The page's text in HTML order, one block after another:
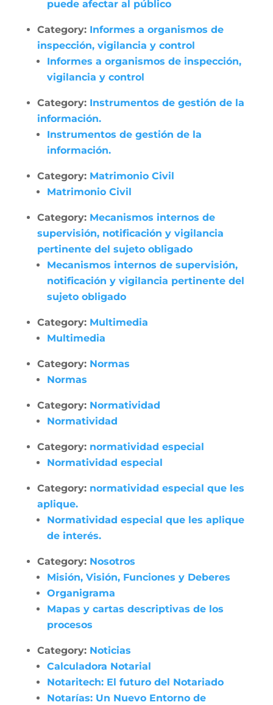
puede afectar al público
Category: Informes a organismos de
inspección, vigilancia y control
Informes a organismos de inspección,
vigilancia y control
Category: Instrumentos de gestión de la
información.
Instrumentos de gestión de la
información.
Category: Matrimonio Civil
Matrimonio Civil
Category: Mecanismos internos de
supervisión, notificación y vigilancia
pertinente del sujeto obligado
Mecanismos internos de supervisión,
notificación y vigilancia pertinente del
sujeto obligado
Category: Multimedia
Multimedia
Category: Normas
Normas
Category: Normatividad
Normatividad
Category: normatividad especial
Normatividad especial
Category: normatividad especial que les
aplique.
Normatividad especial que les aplique
de interés.
Category: Nosotros
Misión, Visión, Funciones y Deberes
Organigrama
Mapas y cartas descriptivas de los
procesos
Category: Noticias
Calculadora Notarial
Notaritech: El futuro del Notariado
Notarías: Un Nuevo Entorno de